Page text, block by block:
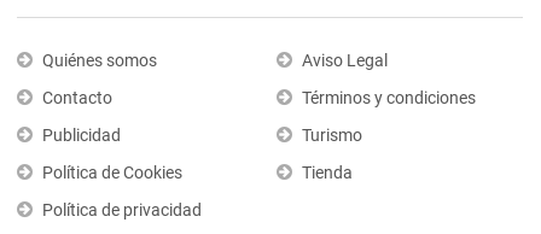
Quiénes somos
Contacto
Publicidad
Política de Cookies
Política de privacidad
Aviso Legal
Términos y condiciones
Turismo
Tienda